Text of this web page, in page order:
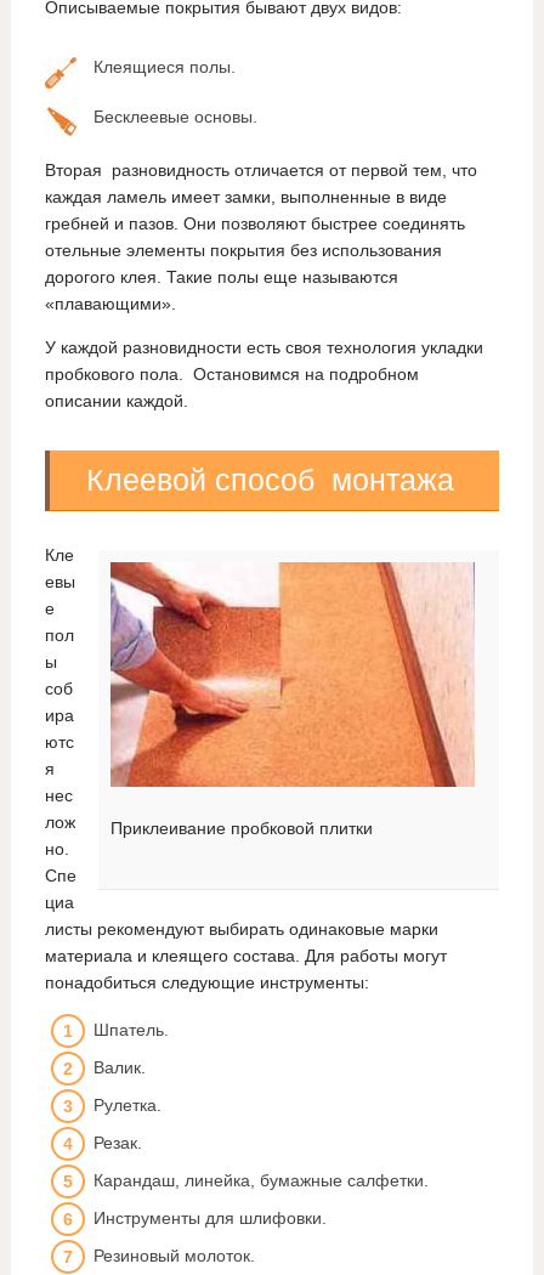
Описываемые покрытия бывают двух видов:
Клеящиеся полы.
Бесклеевые основы.
Вторая разновидность отличается от первой тем, что
каждая ламель имеет замки, выполненные в виде
гребней и пазов. Они позволяют быстрее соединять
отельные элементы покрытия без использования
дорогого клея. Такие полы еще называются
«плавающими».
У каждой разновидности есть своя технология укладки
пробкового пола. Остановимся на подробном
описании каждой.
Клеевой способ монтажа
Приклеивание пробковой плитки
Кле
евы
е
пол
ы
соб
ира
ютс
я
нес
лож
но.
Спе
циа
листы рекомендуют выбирать одинаковые марки
материала и клеящего состава. Для работы могут
понадобиться следующие инструменты:
Шпатель.
Валик.
Рулетка.
Резак.
Карандаш, линейка, бумажные салфетки.
Инструменты для шлифовки.
Резиновый молоток.